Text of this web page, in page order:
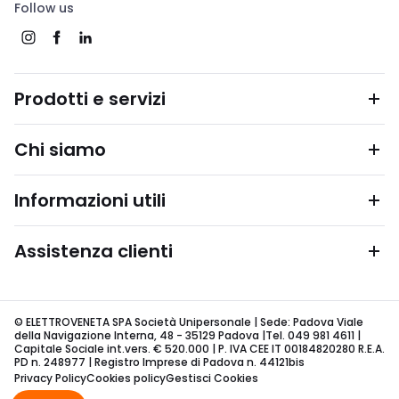
Follow us
Prodotti e servizi
Chi siamo
Informazioni utili
Assistenza clienti
© ELETTROVENETA SPA Società Unipersonale | Sede: Padova Viale
della Navigazione Interna, 48 - 35129 Padova |Tel. 049 981 4611 |
Capitale Sociale int.vers. € 520.000 | P. IVA CEE IT 00184820280 R.E.A.
PD n. 248977 | Registro Imprese di Padova n. 44121bis
Privacy PolicyCookies policyGestisci Cookies